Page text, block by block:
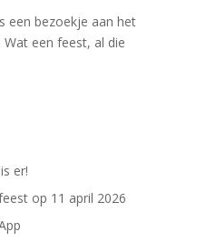
een bezoekje aan het
een feest, al die
er!
op 11 april 2026